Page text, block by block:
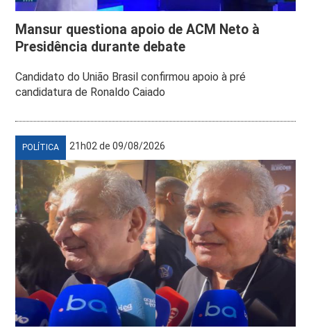
Mansur questiona apoio de ACM Neto à
Presidência durante debate
Candidato do União Brasil confirmou apoio à pré
candidatura de Ronaldo Caiado
POLÍTICA 21h02 de 09/08/2026